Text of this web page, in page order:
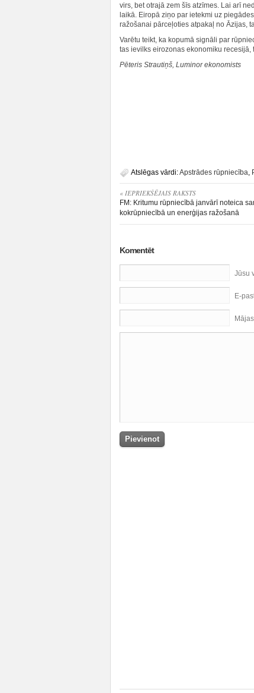
virs, bet otrajā zem šīs atzīmes. Lai arī
laikā. Eiropā ziņo par ietekmi uz
ražošanai pārceļoties atpakaļ no Āzijas,
Varētu teikt, ka kopumā signāli par
tas ievilks eirozonas ekonomiku
Pēteris Strautiņš, Luminor ekonomists
Atslēgas vārdi:Apstrādes rūpniecība,
« IEPRIEKŠĒJAIS RAKSTS
FM: Kritumu rūpniecībā janvārī noteica
kokrūpniecībā un enerģijas ražošanā
Komentēt
Jūsu
E-